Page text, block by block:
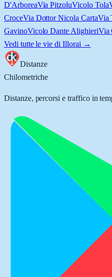
D'ArboreaVia PitzoluVicolo Tola
CroceVia Dottor Nicola CartaVia
GavinoVicolo Dante AlighieriVia
Vedi tutte le vie di Illorai →
Distanze
Chilometriche
Distanze, percorsi e traffico in